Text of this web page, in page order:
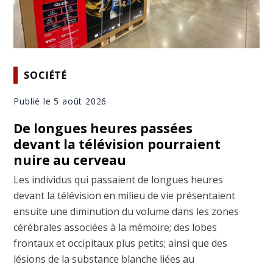
SOCIÉTÉ
Publié le 5 août 2026
De longues heures passées
devant la télévision pourraient
nuire au cerveau
Les individus qui passaient de longues heures
devant la télévision en milieu de vie présentaient
ensuite une diminution du volume dans les zones
cérébrales associées à la mémoire; des lobes
frontaux et occipitaux plus petits; ainsi que des
lésions de la substance blanche liées au